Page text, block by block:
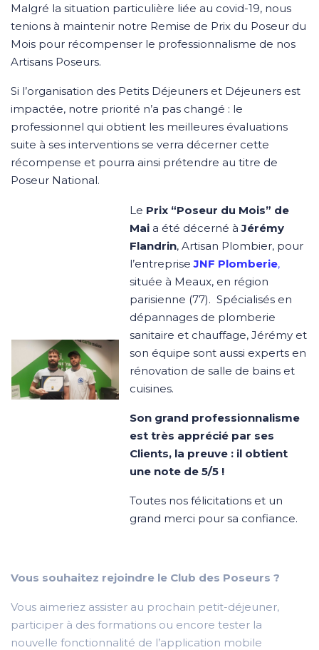
Malgré la situation particulière liée au covid-19, nous
tenions à maintenir notre Remise de Prix du Poseur du
Mois pour récompenser le professionnalisme de nos
Artisans Poseurs.
Si l’organisation des Petits Déjeuners et Déjeuners est
impactée, notre priorité n’a pas changé : le
professionnel qui obtient les meilleures évaluations
suite à ses interventions se verra décerner cette
récompense et pourra ainsi prétendre au titre de
Poseur National.
Le Prix “Poseur du Mois” de
Mai a été décerné àJérémy
Flandrin, Artisan Plombier, pour
l’entrepriseJNF Plomberie,
située à Meaux, en région
parisienne (77). Spécialisés en
dépannages de plomberie
sanitaire et chauffage, Jérémy et
son équipe sont aussi experts en
rénovation de salle de bains et
cuisines.
Son grand professionnalisme
est très apprécié par ses
Clients, la preuve : il obtient
une note de 5/5 !
Toutes nos félicitations et un
grand merci pour sa confiance.
Vous souhaitez rejoindre le Club des Poseurs ?
Vous aimeriez assister au prochain petit-déjeuner,
participer à des formations ou encore tester la
nouvelle fonctionnalité de l’application mobile